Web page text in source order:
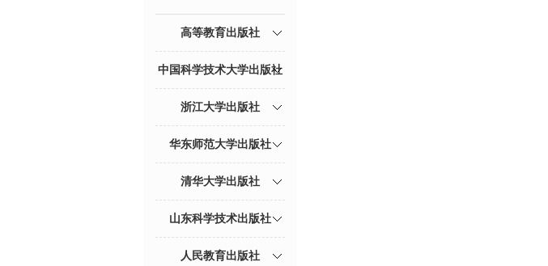
高等教育出版社
中国科学技术大学出版社
浙江大学出版社
华东师范大学出版社
清华大学出版社
山东科学技术出版社
人民教育出版社